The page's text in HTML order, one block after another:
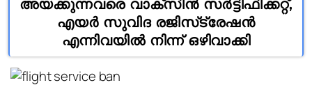
അയക്കുന്നവരെ വാക്സിൻ സർട്ടിഫിക്കറ്റ്,
എയർ സുവിദ രജിസ്‌ട്രേഷൻ
എന്നിവയിൽ നിന്ന് ഒഴിവാക്കി